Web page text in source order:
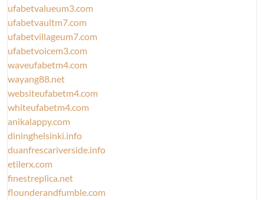
ufabetvalueum3.com
ufabetvaultm7.com
ufabetvillageum7.com
ufabetvoicem3.com
waveufabetm4.com
wayang88.net
websiteufabetm4.com
whiteufabetm4.com
anikalappy.com
dininghelsinki.info
duanfrescariverside.info
etilerx.com
finestreplica.net
flounderandfumble.com